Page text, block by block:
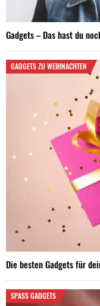
Gadgets – Das hast du
GADGETS ZU WEIHNACHTEN
Die besten Gadgets für
SPASS GADGETS